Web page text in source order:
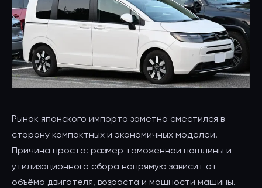
Рынок японского импорта заметно сместился в
сторону компактных и экономичных моделей.
Причина проста: размер таможенной пошлины и
утилизационного сбора напрямую зависит от
объёма двигателя, возраста и мощности машины.